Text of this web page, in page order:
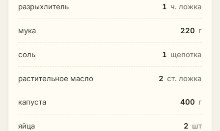
разрыхлитель 1 ч. ложка
мука 220 г
соль 1 щепотка
растительное масло 2 ст. ложка
капуста 400 г
яйца 2 шт